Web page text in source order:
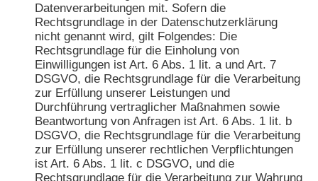
Datenverarbeitungen mit. Sofern die
Rechtsgrundlage in der Datenschutzerklärung
nicht genannt wird, gilt Folgendes: Die
Rechtsgrundlage für die Einholung von
Einwilligungen ist Art. 6 Abs. 1 lit. a und Art. 7
DSGVO, die Rechtsgrundlage für die Verarbeitung
zur Erfüllung unserer Leistungen und
Durchführung vertraglicher Maßnahmen sowie
Beantwortung von Anfragen ist Art. 6 Abs. 1 lit. b
DSGVO, die Rechtsgrundlage für die Verarbeitung
zur Erfüllung unserer rechtlichen Verpflichtungen
ist Art. 6 Abs. 1 lit. c DSGVO, und die
Rechtsgrundlage für die Verarbeitung zur Wahrung